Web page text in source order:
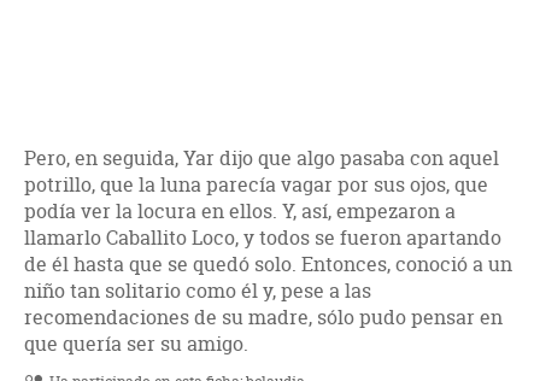
Pero, en seguida, Yar dijo que algo pasaba con aquel
potrillo, que la luna parecía vagar por sus ojos, que
podía ver la locura en ellos. Y, así, empezaron a
llamarlo Caballito Loco, y todos se fueron apartando
de él hasta que se quedó solo. Entonces, conoció a un
niño tan solitario como él y, pese a las
recomendaciones de su madre, sólo pudo pensar en
que quería ser su amigo.